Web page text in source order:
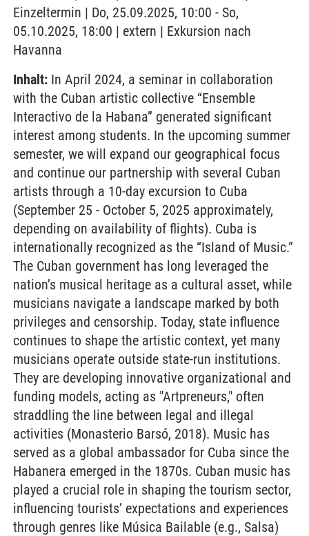
Einzeltermin | Do, 25.09.2025, 10:00 - So,
05.10.2025, 18:00 | extern | Exkursion nach
Havanna
Inhalt: In April 2024, a seminar in collaboration
with the Cuban artistic collective “Ensemble
Interactivo de la Habana” generated significant
interest among students. In the upcoming summer
semester, we will expand our geographical focus
and continue our partnership with several Cuban
artists through a 10-day excursion to Cuba
(September 25 - October 5, 2025 approximately,
depending on availability of flights). Cuba is
internationally recognized as the “Island of Music.”
The Cuban government has long leveraged the
nation’s musical heritage as a cultural asset, while
musicians navigate a landscape marked by both
privileges and censorship. Today, state influence
continues to shape the artistic context, yet many
musicians operate outside state-run institutions.
They are developing innovative organizational and
funding models, acting as "Artpreneurs," often
straddling the line between legal and illegal
activities (Monasterio Barsó, 2018). Music has
served as a global ambassador for Cuba since the
Habanera emerged in the 1870s. Cuban music has
played a crucial role in shaping the tourism sector,
influencing tourists’ expectations and experiences
through genres like Música Bailable (e.g., Salsa)